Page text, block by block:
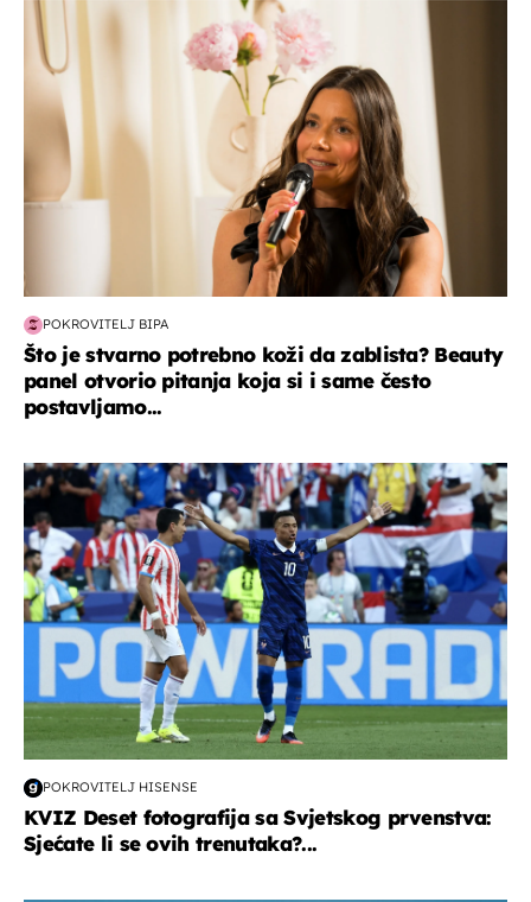
moda & ljepota
POKROVITELJ BIPA
Što je stvarno potrebno koži da zablista? Beauty
panel otvorio pitanja koja si i same često
postavljamo...
svjetsko prvenstvo 2026
POKROVITELJ HISENSE
KVIZ Deset fotografija sa Svjetskog prvenstva:
Sjećate li se ovih trenutaka?...